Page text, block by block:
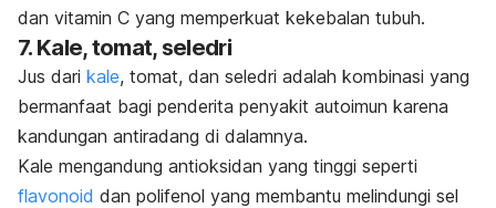
dan vitamin C yang memperkuat kekebalan tubuh.
7. Kale, tomat, seledri
Jus dari kale, tomat, dan seledri adalah kombinasi yang
bermanfaat bagi penderita penyakit autoimun karena
kandungan antiradang di dalamnya.
Kale mengandung antioksidan yang tinggi seperti
flavonoid dan polifenol yang membantu melindungi sel